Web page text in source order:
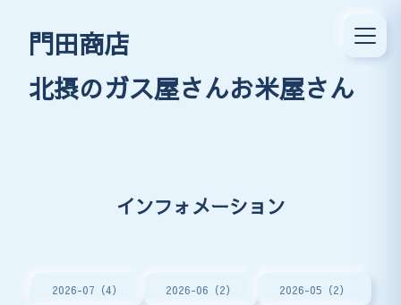
門田商店
北摂のガス屋さんお米屋さん
インフォメーション
2026-07（4） 2026-06（2） 2026-05（2）